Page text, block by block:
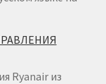
Ryanair из